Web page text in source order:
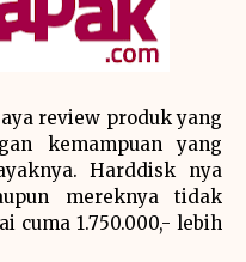
review produk yang
kemampuan yang
Harddisk nya
mereknya tidak
cuma 1.750.000,- lebih